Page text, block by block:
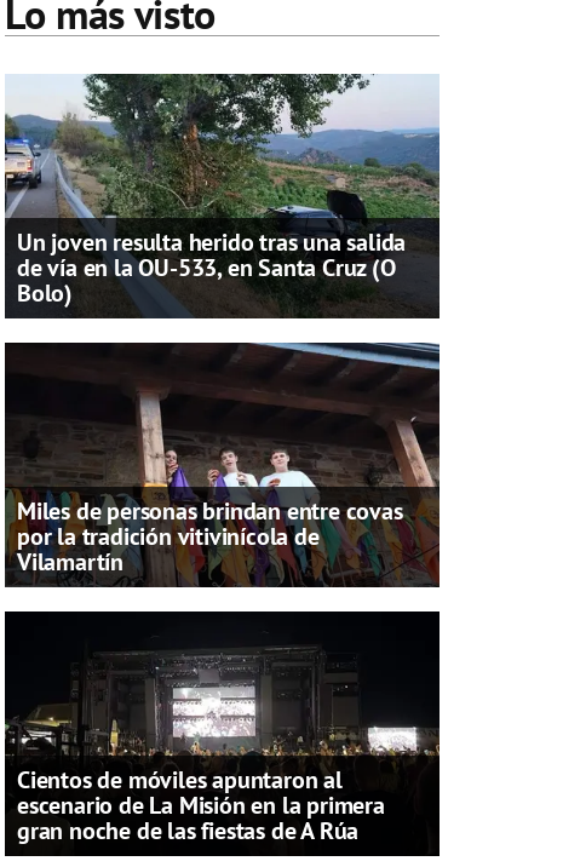
Lo más visto
Un joven resulta herido tras una salida
de vía en la OU-533, en Santa Cruz (O
Bolo)
Miles de personas brindan entre covas
por la tradición vitivinícola de
Vilamartín
Cientos de móviles apuntaron al
escenario de La Misión en la primera
gran noche de las fiestas de A Rúa